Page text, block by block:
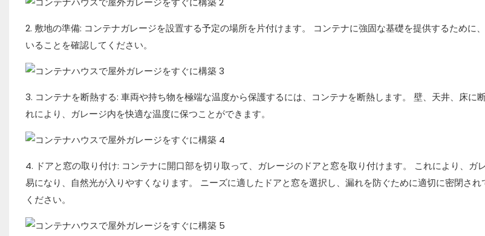
2. 敷地の準備: コンテナガレージを設置する予定の場所を片付けます。 コンテナに強固な基礎を提供するために
いることを確認してください。
3. コンテナを断熱する: 車両や持ち物を極端な温度から保護するには、コンテナを断熱します。 壁、天井、床に
れにより、ガレージ内を快適な温度に保つことができます。
4. ドアと窓の取り付け: コンテナに開口部を切り取って、ガレージのドアと窓を取り付けます。 これにより、ガ
易になり、自然光が入りやすくなります。 ニーズに適したドアと窓を選択し、漏れを防ぐために適切に密閉され
ください。